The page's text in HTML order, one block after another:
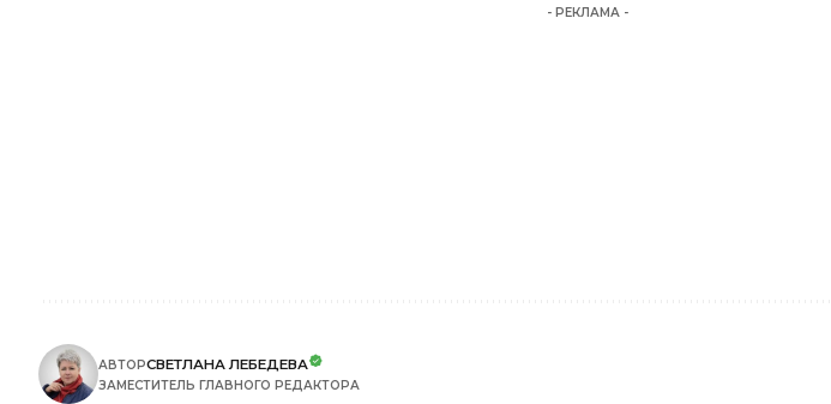
- РЕКЛАМА -
АВТОРСВЕТЛАНА ЛЕБЕДЕВА
ЗАМЕСТИТЕЛЬ ГЛАВНОГО РЕДАКТОРА